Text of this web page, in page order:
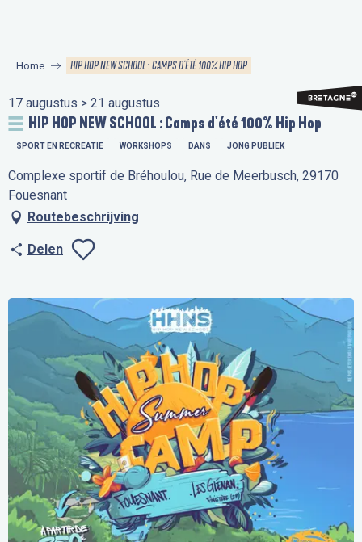
principal
Home HIP HOP NEW SCHOOL : CAMPS D'ÉTÉ 100% HIP HOP
17 augustus > 21 augustus
HIP HOP NEW SCHOOL : Camps d'été 100% Hip Hop
SPORT EN RECREATIE WORKSHOPS DANS JONG PUBLIEK
Complexe sportif de Bréhoulou, Rue de Meerbusch, 29170
Fouesnant
Routebeschrijving
Delen